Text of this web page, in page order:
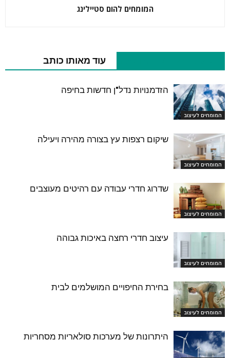
המומחים להום סטיילינג
עוד מאותו כותב
המומחים לעיצוב
הזדמנויות נדל"ן חדשות בחיפה
המומחים לעיצוב
שיקום רצפות עץ בצורה מהירה ויעילה
המומחים לעיצוב
שדרוג חדרי עבודה עם רהיטים מעוצבים
המומחים לעיצוב
עיצוב חדרי רחצה באיכות גבוהה
המומחים לעיצוב
בחירת החיפויים המושלמים לבית
היתרונות של מערכות סולאריות מסחריות